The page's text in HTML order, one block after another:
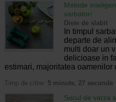
Metode
sarbatori
Diete de slabit
In timpul
departe de
multi doar un
delicioase in
estimari, majoritatea
Timp de citire: 5 minute, 27 secunde
Sucul de varza